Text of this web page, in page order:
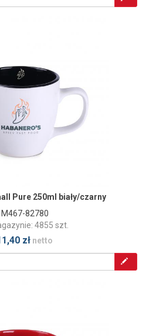
Pure 250ml biały/czarny
M467-82780
4855 szt.
zł netto